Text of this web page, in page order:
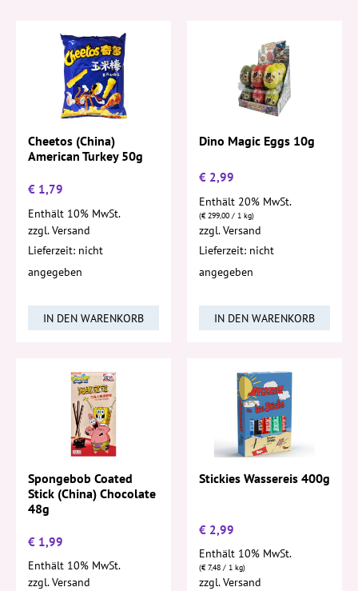
Cheetos (China)
American Turkey 50g
€ 1,79
Enthält 10% MwSt.
zzgl.Versand
Lieferzeit: nicht
angegeben
IN DEN WARENKORB
Dino Magic Eggs 10g
€ 2,99
Enthält 20% MwSt.
(€299,00 / 1 kg)
zzgl.Versand
Lieferzeit: nicht
angegeben
IN DEN WARENKORB
Spongebob Coated
Stick (China) Chocolate
48g
€ 1,99
Enthält 10% MwSt.
zzgl.Versand
Stickies Wassereis 400g
€ 2,99
Enthält 10% MwSt.
(€7,48 / 1 kg)
zzgl.Versand